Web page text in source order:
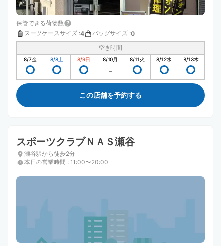
保管できる荷物数
スーツケースサイズ :4 バッグサイズ :0
空き時間
8/7金 8/8土 8/9日 8/10月 8/11火 8/12水 8/13木
この店舗を予約する
スポーツクラブＮＡＳ瀬谷
瀬谷駅から徒歩2分
本日の営業時間 : 11:00〜20:00